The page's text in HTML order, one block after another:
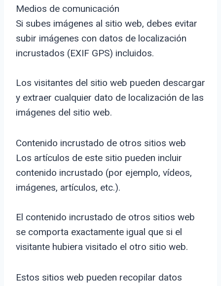
Medios de comunicación
Si subes imágenes al sitio web, debes evitar
subir imágenes con datos de localización
incrustados (EXIF GPS) incluidos.
Los visitantes del sitio web pueden descargar
y extraer cualquier dato de localización de las
imágenes del sitio web.
Contenido incrustado de otros sitios web
Los artículos de este sitio pueden incluir
contenido incrustado (por ejemplo, vídeos,
imágenes, artículos, etc.).
El contenido incrustado de otros sitios web
se comporta exactamente igual que si el
visitante hubiera visitado el otro sitio web.
Estos sitios web pueden recopilar datos